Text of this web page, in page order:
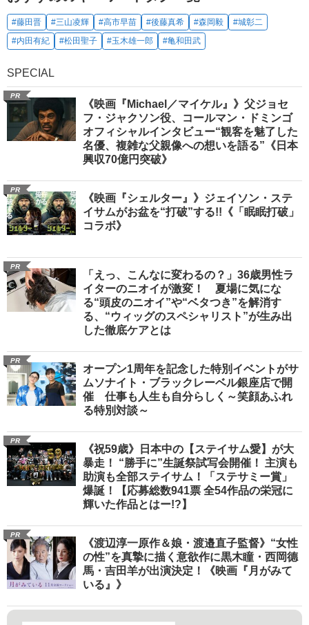
#藤田晋 #三山凌輝 #高市早苗 #後藤真希 #森岡毅
#城彰二
#内田有紀
#松田聖子 #玉木雄一郎 #亀和田武
SPECIAL
PR
《映画『Michael／マイケル』》父ジョセ
フ・ジャクソン役、コールマン・ドミンゴ
オフィシャルインタビュー“観客を魅了した
名優、複雑な父親像への想いを語る”《日本
興収70億円突破》
PR
《映画『シェルター』》ジェイソン・ステ
イサムがお盆を“打破”する!!《「眠眠打破」
コラボ》
PR
「えっ、こんなに変わるの？」36歳男性ラ
イターのニオイが激変！ 夏場に気にな
る“頭皮のニオイ”や“ベタつき”を解消す
る、“ウィッグのスペシャリスト”が生み出
した徹底ケアとは
PR
オープン1周年を記念した特別イベントがサ
ムソナイト・ブラックレーベル銀座店で開
催 仕事も人生も自分らしく～笑顔あふれ
る特別対談～
PR
《祝59歳》日本中の【ステイサム愛】が大
暴走！ “勝手に”生誕祭試写会開催！ 主演も
助演も全部ステイサム！「ステサミー賞」
爆誕！【応募総数941票 全54作品の栄冠に
輝いた作品とはー!?】
PR
《渡辺淳一原作＆娘・渡邉直子監督》“女性
の性”を真摯に描く意欲作に黒木瞳・西岡德
馬・吉田羊が出演決定！《映画『月がみて
いる』》